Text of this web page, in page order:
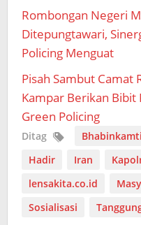
Rombongan Negeri
Ditepungtawari,
Policing Menguat
Pisah Sambut Camat
Kampar Berikan Bibit
Green Policing
Ditag
Hadir
Iran
lensakita.co.id
Sosialisasi